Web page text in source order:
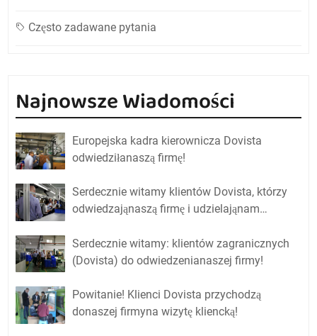
Często zadawane pytania
Najnowsze Wiadomości
Europejska kadra kierownicza Dovista
odwiedziłanaszą firmę!
Serdecznie witamy klientów Dovista, którzy
odwiedzająnaszą firmę i udzielająnam
Serdecznie witamy: klientów zagranicznych
(Dovista) do odwiedzenianaszej firmy!
Powitanie! Klienci Dovista przychodzą
donaszej firmyna wizytę kliencką!